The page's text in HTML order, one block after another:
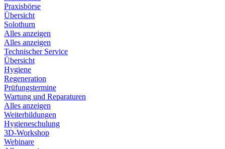
Praxisbörse
Übersicht
Solothurn
Alles anzeigen
Alles anzeigen
Technischer Service
Übersicht
Hygiene
Regeneration
Prüfungstermine
Wartung und Reparaturen
Alles anzeigen
Weiterbildungen
Hygieneschulung
3D-Workshop
Webinare